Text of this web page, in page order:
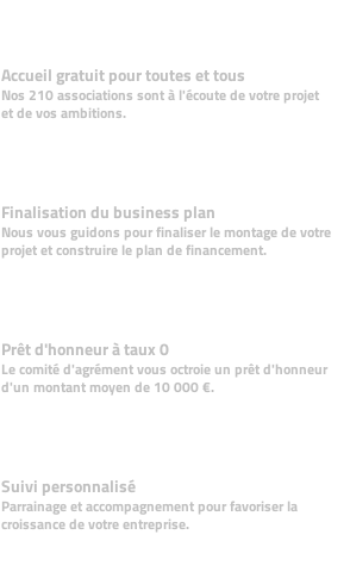
Accueil gratuit pour toutes et tous
Nos 210 associations sont à l'écoute de votre projet
et de vos ambitions.
Finalisation du business plan
Nous vous guidons pour finaliser le montage de votre
projet et construire le plan de financement.
Prêt d'honneur à taux 0
Le comité d'agrément vous octroie un prêt d'honneur
d'un montant moyen de 10 000 €.
Suivi personnalisé
Parrainage et accompagnement pour favoriser la
croissance de votre entreprise.